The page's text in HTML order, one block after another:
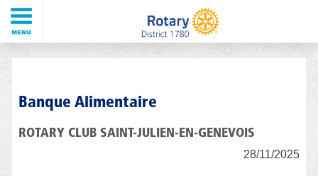
Banque Alimentaire
ROTARY CLUB SAINT-JULIEN-EN-GENEVOIS
28/11/2025